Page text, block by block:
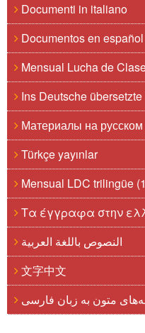
Documenti in italiano
Documentos en español
Mensual Lucha de
Ins Deutsche übersetzte
Материалы на
Türkçe yayınlar
Mensual LDC trilingüe
Τα έγγραφα στην
النصوص باللغة العربية
文字中文
متون به زبان فارسی